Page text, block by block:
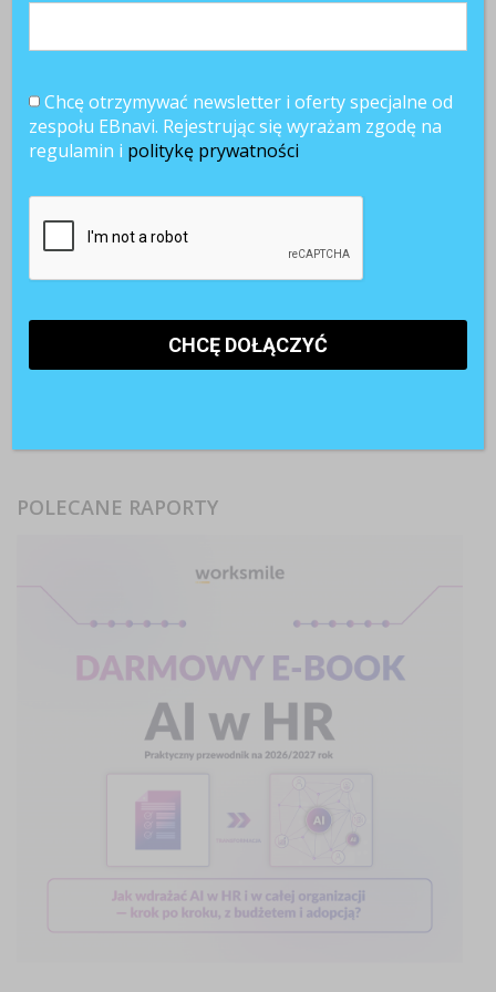
rozwój?
Pracownicy 45+. Czy firmy są gotowe na starzejące się
POLECANE RAPORTY
Chcę otrzymywać newsletter i oferty specjalne od
zespołu EBnavi. Rejestrując się wyrażam zgodę na
regulamin i politykę prywatności